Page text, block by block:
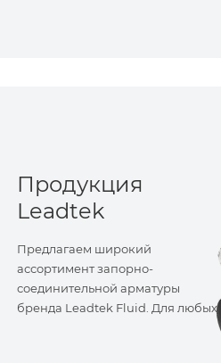
Продукция
Leadtek
Предлагаем широкий
ассортимент запорно-
соединительной арматуры
бренда Leadtek Fluid. Для любых